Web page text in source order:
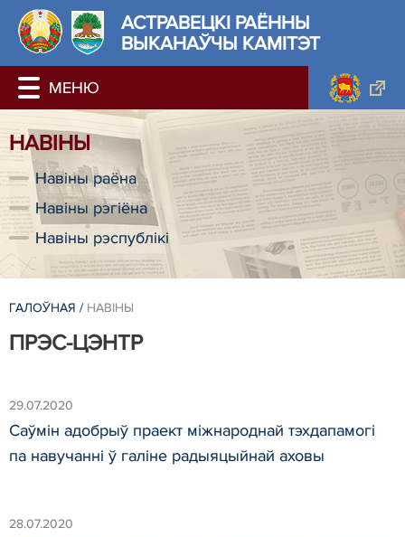
АСТРАВЕЦКІ РАЁННЫ
ВЫКАНАЎЧЫ КАМІТЭТ
НАВІНЫ
Навіны раёна
Навіны рэгіёна
Навіны рэспублікі
ГАЛОЎНАЯ / НАВІНЫ
ПРЭС-ЦЭНТР
29.07.2020
Саўмін адобрыў праект міжнароднай тэхдапамогі
па навучанні ў галіне радыяцыйнай аховы
28.07.2020